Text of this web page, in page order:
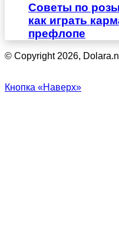
Советы по
как играть
префлопе
© Copyright 2026,
Кнопка «Наверх»